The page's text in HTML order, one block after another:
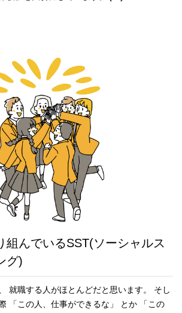
組んでいるSST(ソーシャルス
グ)
就職する人がほとんどだと思います。 そし
「この人、仕事ができるな」 とか 「この